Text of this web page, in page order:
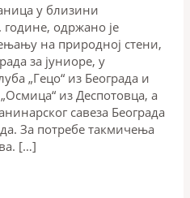
у близини
године, одржано је
на природној стени,
за јуниоре, у
„Гецо“ из Београда и
из Деспотовца, а
савеза Београда
За потребе такмичења
[…]